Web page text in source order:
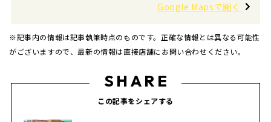
Google Mapsで開く
※記事内の情報は記事執筆時点のものです。正確な情報とは異なる可能性
がございますので、最新の情報は直接店舗にお問い合わせください。
SHARE
この記事をシェアする